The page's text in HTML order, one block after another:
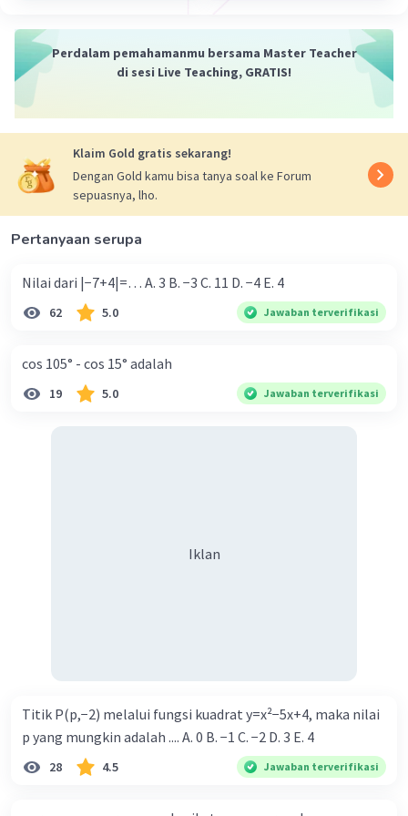
Perdalam pemahamanmu bersama Master Teacher
di sesi Live Teaching, GRATIS!
Klaim Gold gratis sekarang!
Dengan Gold kamu bisa tanya soal ke Forum
sepuasnya, lho.
Pertanyaan serupa
Nilai dari |−7+4|=… A. 3 B. −3 C. 11 D. −4 E. 4
62 5.0 Jawaban terverifikasi
cos 105° - cos 15° adalah
19 5.0 Jawaban terverifikasi
Iklan
Titik P(p,−2) melalui fungsi kuadrat y=x²−5x+4, maka nilai
p yang mungkin adalah .... A. 0 B. −1 C. −2 D. 3 E. 4
28 4.5 Jawaban terverifikasi